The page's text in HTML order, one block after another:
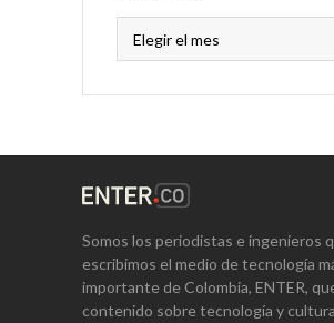
Somos los periodistas e ingenieros
escribimos el medio de tecnología
importante de Colombia, ENTER,
contenido sobre tecnología y